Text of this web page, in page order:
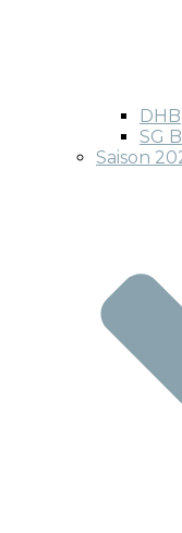
DHB
SG
Saison